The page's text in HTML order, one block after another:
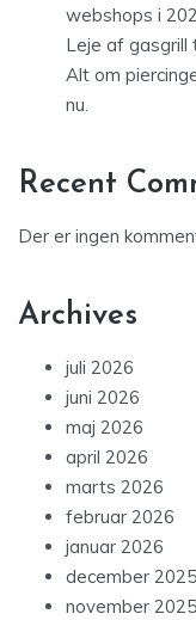
webshops i
Leje af
Alt om
nu.
Recent
Der er ingen
Archives
juli 2026
juni 2026
maj 2026
april 2026
marts 2026
februar 2026
januar 2026
december 2025
november 2025